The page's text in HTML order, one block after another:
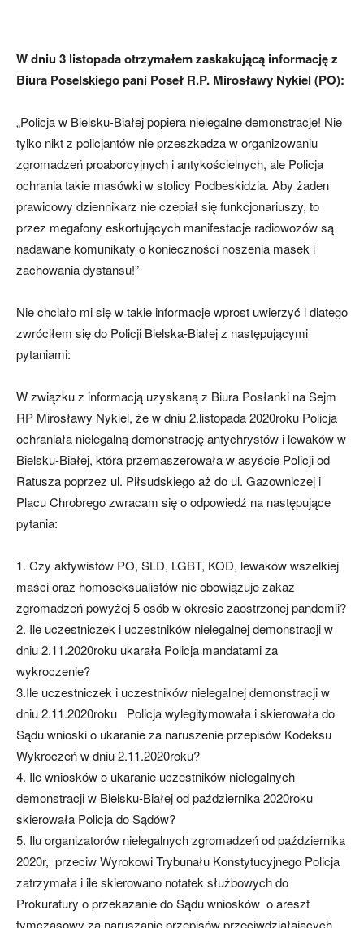
W dniu 3 listopada otrzymałem zaskakującą informację z
Biura Poselskiego pani Poseł R.P. Mirosławy Nykiel (PO):
„Policja w Bielsku-Białej popiera nielegalne demonstracje! Nie
tylko nikt z policjantów nie przeszkadza w organizowaniu
zgromadzeń proaborcyjnych i antykościelnych, ale Policja
ochrania takie masówki w stolicy Podbeskidzia. Aby żaden
prawicowy dziennikarz nie czepiał się funkcjonariuszy, to
przez megafony eskortujących manifestacje radiowozów są
nadawane komunikaty o konieczności noszenia masek i
zachowania dystansu!”
Nie chciało mi się w takie informacje wprost uwierzyć i dlatego
zwróciłem się do Policji Bielska-Białej z następującymi
pytaniami:
W związku z informacją uzyskaną z Biura Posłanki na Sejm
RP Mirosławy Nykiel, że w dniu 2.listopada 2020roku Policja
ochraniała nielegalną demonstrację antychrystów i lewaków w
Bielsku-Białej, która przemaszerowała w asyście Policji od
Ratusza poprzez ul. Piłsudskiego aż do ul. Gazowniczej i
Placu Chrobrego zwracam się o odpowiedź na następujące
pytania:
1. Czy aktywistów PO, SLD, LGBT, KOD, lewaków wszelkiej
maści oraz homoseksualistów nie obowiązuje zakaz
zgromadzeń powyżej 5 osób w okresie zaostrzonej pandemii?
2. Ile uczestniczek i uczestników nielegalnej demonstracji w
dniu 2.11.2020roku ukarała Policja mandatami za
wykroczenie?
3.Ile uczestniczek i uczestników nielegalnej demonstracji w
dniu 2.11.2020roku Policja wylegitymowała i skierowała do
Sądu wnioski o ukaranie za naruszenie przepisów Kodeksu
Wykroczeń w dniu 2.11.2020roku?
4. Ile wniosków o ukaranie uczestników nielegalnych
demonstracji w Bielsku-Białej od października 2020roku
skierowała Policja do Sądów?
5. Ilu organizatorów nielegalnych zgromadzeń od października
2020r, przeciw Wyrokowi Trybunału Konstytucyjnego Policja
zatrzymała i ile skierowano notatek służbowych do
Prokuratury o przekazanie do Sądu wniosków o areszt